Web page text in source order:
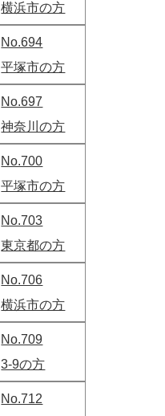
横浜市の方
No.694
平塚市の方
No.697
神奈川の方
No.700
平塚市の方
No.703
東京都の方
No.706
横浜市の方
No.709
3-9の方
No.712